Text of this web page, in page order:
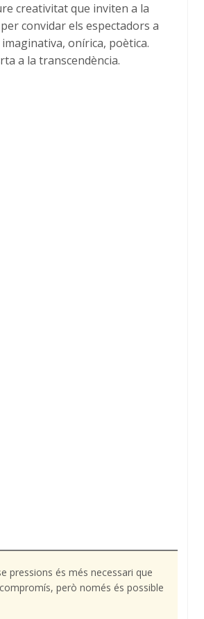
creativitat que inviten a la
convidar els espectadors a
onírica, poètica.
a la transcendència.
pressions és més necessari que
però només és possible